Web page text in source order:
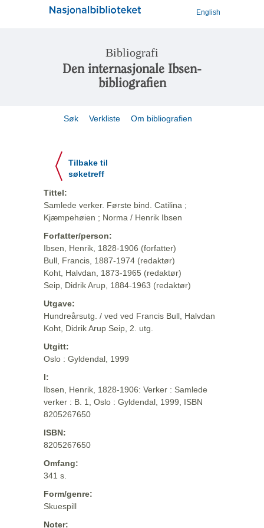
English
Bibliografi
Den internasjonale Ibsen-
bibliografien
Søk Verkliste Om bibliografien
Tilbake til
søketreff
Tittel:
Samlede verker. Første bind. Catilina ;
Kjæmpehøien ; Norma / Henrik Ibsen
Forfatter/person:
Ibsen, Henrik, 1828-1906 (forfatter)
Bull, Francis, 1887-1974 (redaktør)
Koht, Halvdan, 1873-1965 (redaktør)
Seip, Didrik Arup, 1884-1963 (redaktør)
Utgave:
Hundreårsutg. / ved ved Francis Bull, Halvdan
Koht, Didrik Arup Seip, 2. utg.
Utgitt:
Oslo : Gyldendal, 1999
I:
Ibsen, Henrik, 1828-1906: Verker : Samlede
verker : B. 1, Oslo : Gyldendal, 1999, ISBN
8205267650
ISBN:
8205267650
Omfang:
341 s.
Form/genre:
Skuespill
Noter: